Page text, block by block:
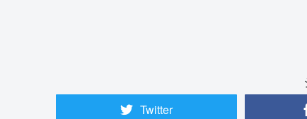
Twitter